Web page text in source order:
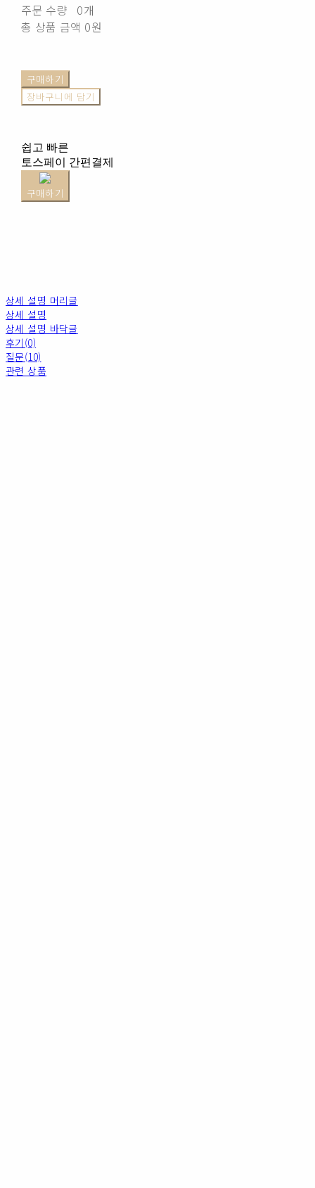
주문 수량
0개
총 상품 금액 0원
구매하기
장바구니에 담기
쉽고 빠른
토스페이 간편결제
구매하기
상세 설명 머리글
상세 설명
상세 설명 바닥글
후기(0)
질문(10)
관련 상품